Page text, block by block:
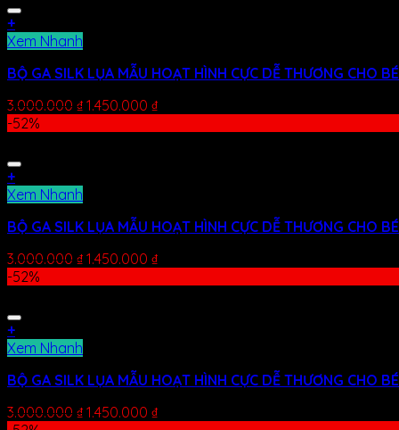
+
Xem Nhanh
BỘ GA SILK LỤA MẪU HOẠT HÌNH CỰC DỄ THƯƠNG CHO
3.000.000 ₫ 1.450.000 ₫
-52%
+
Xem Nhanh
BỘ GA SILK LỤA MẪU HOẠT HÌNH CỰC DỄ THƯƠNG CHO
3.000.000 ₫ 1.450.000 ₫
-52%
+
Xem Nhanh
BỘ GA SILK LỤA MẪU HOẠT HÌNH CỰC DỄ THƯƠNG CHO
3.000.000 ₫ 1.450.000 ₫